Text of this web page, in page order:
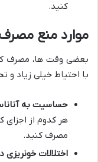
کنید.
موارد منع
بعضی وقت ها، مصرف
با احتیاط خیلی زیاد
حساسیت به
هر کدوم از اجزای
مصرف کنید.
اختلالات